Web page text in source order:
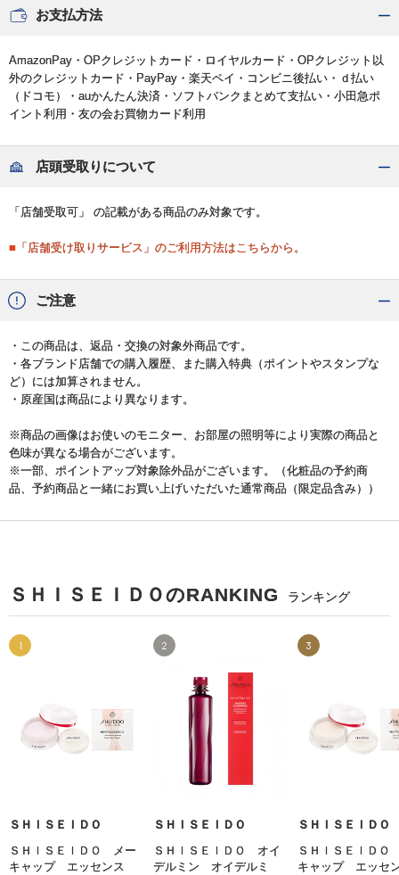
お支払方法
AmazonPay・OPクレジットカード・ロイヤルカード・OPクレジット以
外のクレジットカード・PayPay・楽天ペイ・コンビニ後払い・ｄ払い
（ドコモ）・auかんたん決済・ソフトバンクまとめて支払い・小田急ポ
イント利用・友の会お買物カード利用
店頭受取りについて
「店舗受取可」 の記載がある商品のみ対象です。
■「店舗受け取りサービス」のご利用方法はこちらから。
ご注意
・この商品は、返品・交換の対象外商品です。
・各ブランド店舗での購入履歴、また購入特典（ポイントやスタンプな
ど）には加算されません。
・原産国は商品により異なります。
※商品の画像はお使いのモニター、お部屋の照明等により実際の商品と
色味が異なる場合がございます。
※一部、ポイントアップ対象除外品がございます。（化粧品の予約商
品、予約商品と一緒にお買い上げいただいた通常商品（限定品含み））
ＳＨＩＳＥＩＤＯのRANKING ランキング
1
ＳＨＩＳＥＩＤＯ
ＳＨＩＳＥＩＤＯ メー
キャップ エッセンス
2
ＳＨＩＳＥＩＤＯ
ＳＨＩＳＥＩＤＯ オイ
デルミン オイデルミ
3
ＳＨＩＳＥＩＤＯ
ＳＨＩＳＥＩＤ
キャップ エッ